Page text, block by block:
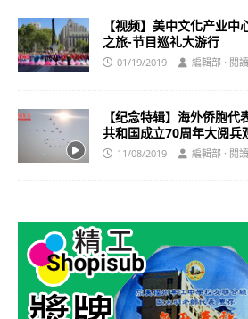
【视频】美中文化产业
之旅-节目巡礼大游行
01/19/2019 編輯部 · 閱
【纪念特辑】海外侨胞
共和国成立70周年大阅兵
11/08/2019 編輯部 · 閱